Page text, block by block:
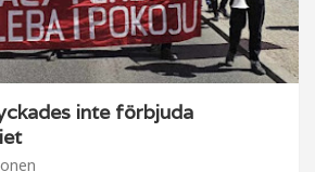
inte förbjuda